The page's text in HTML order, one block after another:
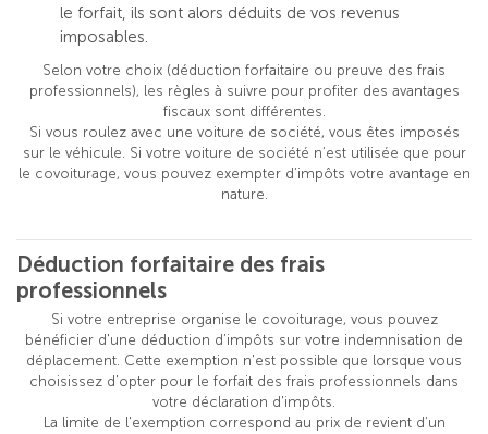
le forfait, ils sont alors déduits de vos revenus
imposables.
Selon votre choix (déduction forfaitaire ou preuve des frais
professionnels), les règles à suivre pour profiter des avantages
fiscaux sont différentes.
Si vous roulez avec une voiture de société, vous êtes imposés
sur le véhicule. Si votre voiture de société n’est utilisée que pour
le covoiturage, vous pouvez exempter d’impôts votre avantage en
nature.
Déduction forfaitaire des frais
professionnels
Si votre entreprise organise le covoiturage, vous pouvez
bénéficier d'une déduction d’impôts sur votre indemnisation de
déplacement. Cette exemption n'est possible que lorsque vous
choisissez d'opter pour le forfait des frais professionnels dans
votre déclaration d'impôts.
La limite de l'exemption correspond au prix de revient d’un